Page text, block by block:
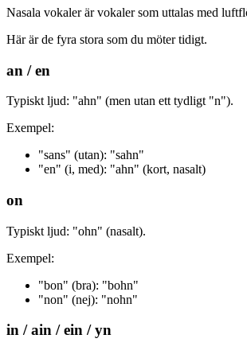
Nasala vokaler är vokaler som uttalas med
Här är de fyra stora som du möter tidigt.
an / en
Typiskt ljud: "ahn" (men utan ett tydligt "n").
Exempel:
"sans" (utan): "sahn"
"en" (i, med): "ahn" (kort, nasalt)
on
Typiskt ljud: "ohn" (nasalt).
Exempel:
"bon" (bra): "bohn"
"non" (nej): "nohn"
in / ain / ein / yn